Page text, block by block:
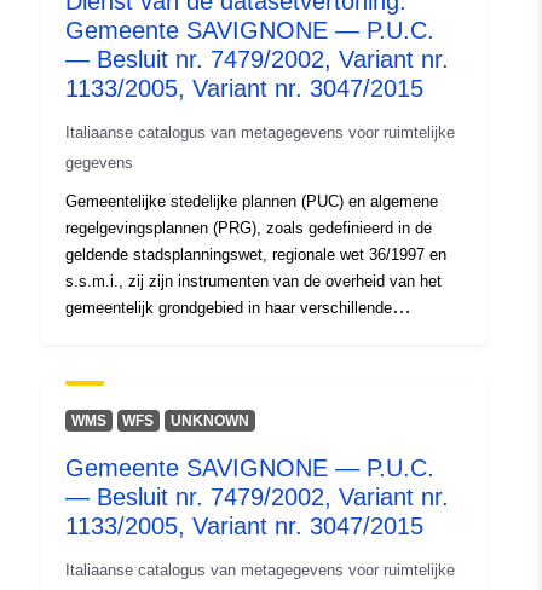
uriRef:
http://data.europa.eu/88u/dataset/
d-1784-ds
Gemeente SAVIGNONE — P.U.C.
— Besluit nr. 7479/2002, Variant nr.
1133/2005, Variant nr. 3047/2015
Italiaanse catalogus van metagegevens voor ruimtelijke
gegevens
Gemeentelijke stedelijke plannen (PUC) en algemene
regelgevingsplannen (PRG), zoals gedefinieerd in de
geldende stadsplanningswet, regionale wet 36/1997 en
s.s.m.i., zij zijn instrumenten van de overheid van het
gemeentelijk grondgebied in haar verschillende
erfgoed landbouw op het platteland en voorspellingen
van subsidiabele territoriale veranderingen op basis van
Gemeente SAVIGNONE — P.U.C. — Besluit nr.
7479/2002, Variant nr. 1133/2005, Variant nr. 3047/2015-
2015 — sc.1:2000 — Geheel gemeentelijk gebied —
Savignone (goedgekeurd door de provincie Genua bij
WMS WFS UNKNOWN
Gemeente SAVIGNONE — P.U.C.
— Besluit nr. 7479/2002, Variant nr.
1133/2005, Variant nr. 3047/2015
Italiaanse catalogus van metagegevens voor ruimtelijke